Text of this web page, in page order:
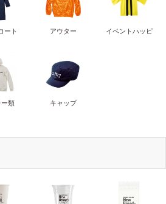
ート アウター イベントハッピ
ー類 キャップ